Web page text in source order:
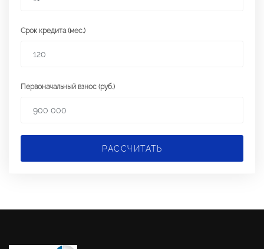
Срок кредита (мес.)
Первоначальный взнос (руб.)
РАССЧИТАТЬ